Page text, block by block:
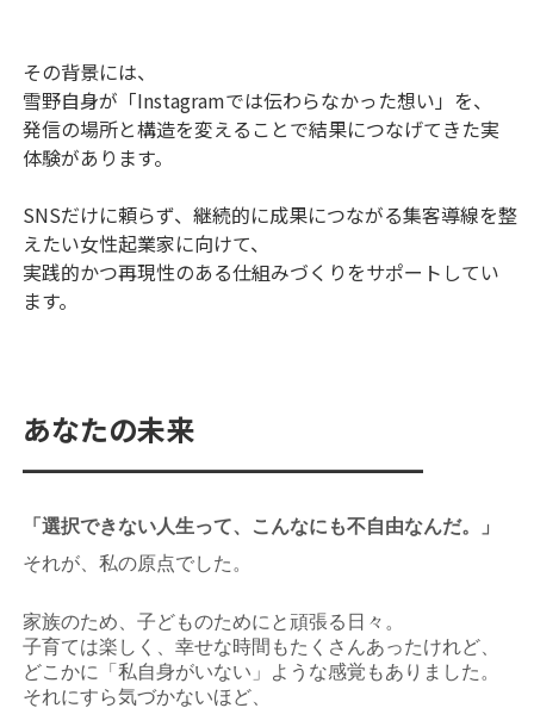
その背景には、
雪野自身が「Instagramでは伝わらなかった想い」を、
発信の場所と構造を変えることで結果につなげてきた実
体験があります。
SNSだけに頼らず、継続的に成果につながる集客導線を整
えたい女性起業家に向けて、
実践的かつ再現性のある仕組みづくりをサポートしてい
ます。
あなたの未来
━━━━━━━━━━━━━━
「選択できない人生って、こんなにも不自由なんだ。」
それが、私の原点でした。
家族のため、子どものためにと頑張る日々。
子育ては楽しく、幸せな時間もたくさんあったけれど、
どこかに「私自身がいない」ような感覚もありました。
それにすら気づかないほど、